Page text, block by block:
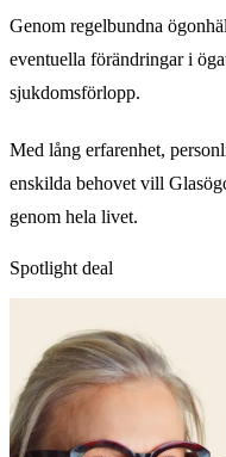
Genom regelbundna
eventuella förändringar i
sjukdomsförlopp.
Med lång erfarenhet,
enskilda behovet vill
genom hela livet.
Spotlight deal